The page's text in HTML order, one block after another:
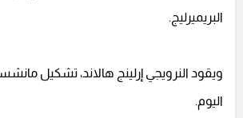
البريميرليج.
ويقود النرويجي إرلينج هالاند، تشكيل
اليوم.